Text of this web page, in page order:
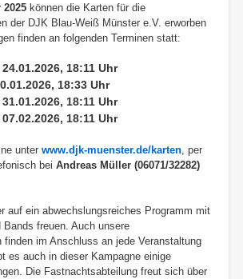
2025können die Karten für die
der DJK Blau-Weiß Münster e.V. erworben
finden an folgenden Terminen statt:
18:11 Uhr
18:33 Uhr
18:11 Uhr
18:11 Uhr
unter www.djk-muenster.de/karten, per
bei Andreas Müller (06071/32282)
auf ein abwechslungsreiches Programm mit
Bands freuen. Auch unsere
finden im Anschluss an jede Veranstaltung
es auch in dieser Kampagne einige
Die Fastnachtsabteilung freut sich über